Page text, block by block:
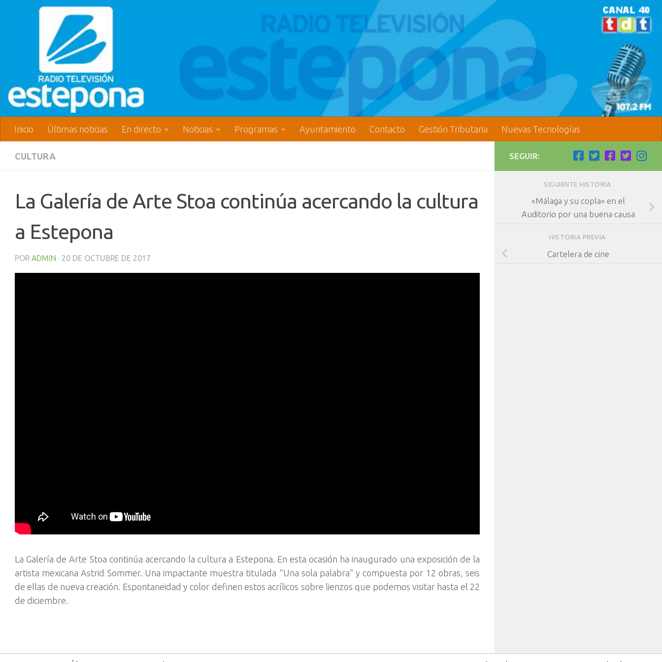
Inicio Últimas noticias En directo Noticias Programas Ayuntamiento Contacto Gestión Tributaria Nuevas Tecnologías
CULTURA
La Galería de Arte Stoa continúa acercando la cultura
a Estepona
POR ADMIN · 20 DE OCTUBRE DE 2017
La Galería de Arte Stoa continúa acercando la cultura a Estepona. En esta ocasión ha inaugurado una exposición de la
artista mexicana Astrid Sommer. Una impactante muestra titulada “Una sola palabra” y compuesta por 12 obras, seis
de ellas de nueva creación. Espontaneidad y color definen estos acrílicos sobre lienzos que podemos visitar hasta el 22
de diciembre.
SEGUIR:
SIGUIENTE HISTORIA
«Málaga y su copla» en el
Auditorio por una buena causa
HISTORIA PREVIA
Cartelera de cine